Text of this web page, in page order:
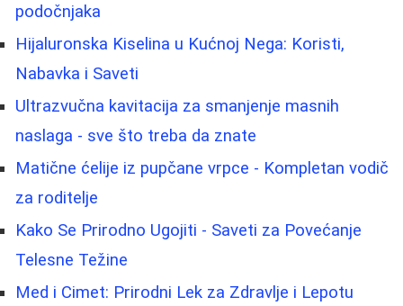
podočnjaka
Hijaluronska Kiselina u Kućnoj Nega: Koristi,
Nabavka i Saveti
Ultrazvučna kavitacija za smanjenje masnih
naslaga - sve što treba da znate
Matične ćelije iz pupčane vrpce - Kompletan vodič
za roditelje
Kako Se Prirodno Ugojiti - Saveti za Povećanje
Telesne Težine
Med i Cimet: Prirodni Lek za Zdravlje i Lepotu